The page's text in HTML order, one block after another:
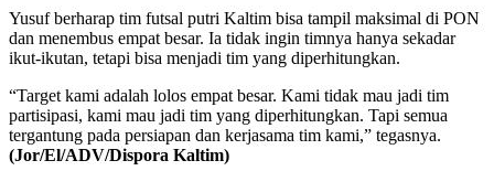
Yusuf berharap tim futsal putri Kaltim bisa tampil maksimal di PON
dan menembus empat besar. Ia tidak ingin timnya hanya sekadar
ikut-ikutan, tetapi bisa menjadi tim yang diperhitungkan.
“Target kami adalah lolos empat besar. Kami tidak mau jadi tim
partisipasi, kami mau jadi tim yang diperhitungkan. Tapi semua
tergantung pada persiapan dan kerjasama tim kami,” tegasnya.
(Jor/El/ADV/Dispora Kaltim)